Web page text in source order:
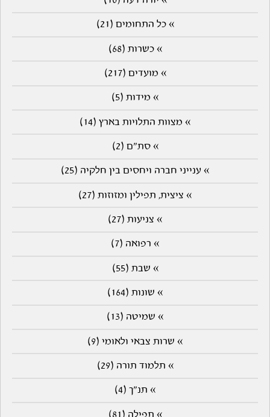
» כל התחומים (21)
» כשרות (68)
» מועדים (217)
» מידות (5)
» מצוות התלויות בארץ (14)
» סת"ם (2)
» ענייני חברה ויחסים בין חלקיה (25)
» ציצית, תפילין ומזוזות (27)
» צניעות (27)
» רפואה (7)
» שבת (55)
» שונות (164)
» שמיטה (13)
» שרות צבאי ולאומי (9)
» תלמוד תורה (29)
» תנ"ך (4)